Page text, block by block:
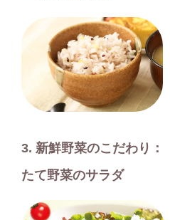
3. 新鮮野菜のこだわり：
たて野菜のサラダ